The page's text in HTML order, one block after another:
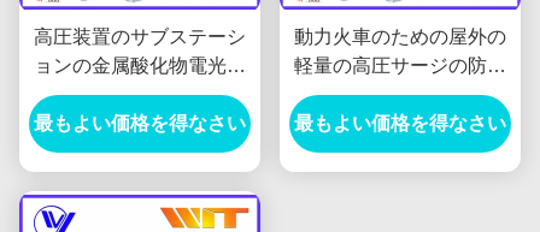
高圧装置のサブステーシ
ョンの金属酸化物電光阻
止、HVのサージの防止装
置
最もよい価格を得なさい
動力火車のための屋外の
軽量の高圧サージの防止
装置
最もよい価格を得なさい